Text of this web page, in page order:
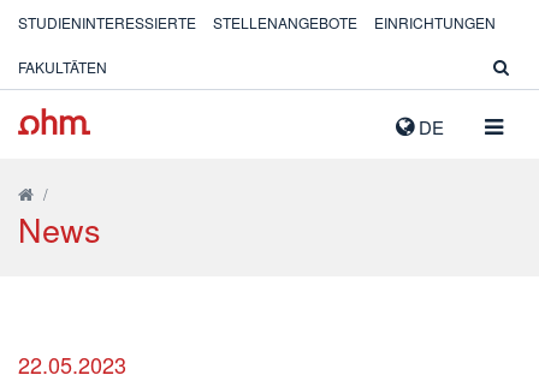
DE
STUDIENINTERESSIERTE STELLENANGEBOTE EINRICHTUNGEN
FAKULTÄTEN
/
News
22.05.2023